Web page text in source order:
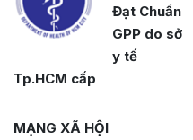
Đạt Chuẩn
GPP do sở
y tế
Tp.HCM cấp
MẠNG XÃ HỘI